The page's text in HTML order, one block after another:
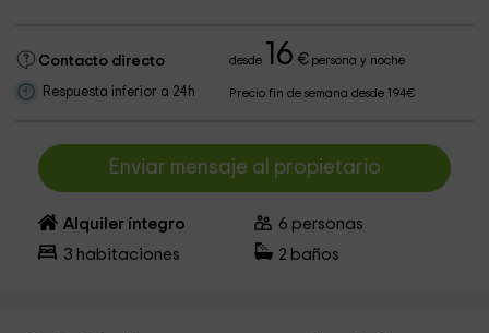
Contacto directo desde 16 €persona y noche
Respuesta inferior a 24h Precio fin de semana desde 194€
Enviar mensaje al propietario
Alquiler íntegro 6 personas
3 habitaciones 2 baños